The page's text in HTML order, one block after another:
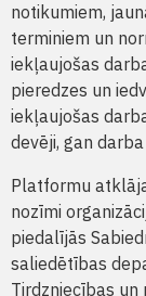
notikumiem,
terminiem un
iekļaujošas
pieredzes un
iekļaujošas
devēji, gan
Platformu
nozīmi
piedalījās
saliedētības
Tirdzniecības un